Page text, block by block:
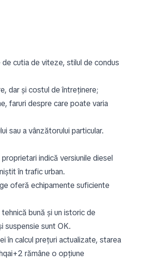
cutia de viteze, stilul de condus
dar și costul de întreținere;
faruri despre care poate varia
sau a vânzătorului particular.
indică versiunile diesel
în trafic urban.
oferă echipamente suficiente
bună și un istoric de
suspensie sunt OK.
în calcul prețuri actualizate, starea
rămâne o opțiune